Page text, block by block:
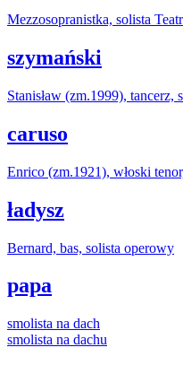
Mezzosopranistka, solista
szymański
Stanisław (zm.1999), tancerz,
caruso
Enrico (zm.1921), włoski
ładysz
Bernard, bas, solista operowy
papa
smolista na dach
smolista na dachu